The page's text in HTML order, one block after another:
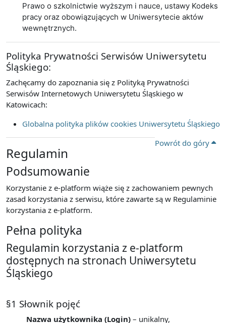
Prawo o szkolnictwie wyższym i nauce, ustawy Kodeks
pracy oraz obowiązujących w Uniwersytecie aktów
wewnętrznych.
Polityka Prywatności Serwisów Uniwersytetu
Śląskiego:
Zachęcamy do zapoznania się z Polityką Prywatności
Serwisów Internetowych Uniwersytetu Śląskiego w
Katowicach:
Globalna polityka plików cookies Uniwersytetu Śląskiego
Powrót do góry
Regulamin
Podsumowanie
Korzystanie z e-platform wiąże się z zachowaniem pewnych
zasad korzystania z serwisu, które zawarte są w Regulaminie
korzystania z e-platform.
Pełna polityka
Regulamin korzystania z e-platform
dostępnych na stronach Uniwersytetu
Śląskiego
§1 Słownik pojęć
Nazwa użytkownika (Login) – unikalny,